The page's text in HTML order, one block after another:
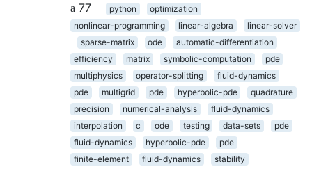
77
python
optimization
nonlinear-programming
linear-algebra
linear-solver
sparse-matrix
ode
automatic-differentiation
efficiency
matrix symbolic-computation
pde
multiphysics
operator-splitting
fluid-dynamics
pde
multigrid pde hyperbolic-pde
quadrature
precision
numerical-analysis
fluid-dynamics
interpolation
c ode testing data-sets
pde
fluid-dynamics
hyperbolic-pde
pde
finite-element
fluid-dynamics
stability